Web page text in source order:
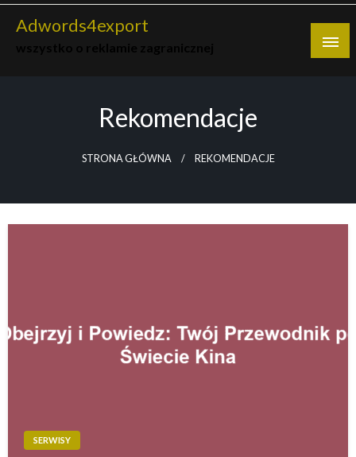
Skip
Adwords4export
Rekomendacje
STRONA GŁÓWNA REKOMENDACJE
SERWISY